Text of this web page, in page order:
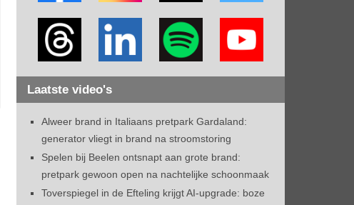
Laatste video's
Alweer brand in Italiaans pretpark Gardaland:
generator vliegt in brand na stroomstoring
Spelen bij Beelen ontsnapt aan grote brand:
pretpark gewoon open na nachtelijke schoonmaak
Toverspiegel in de Efteling krijgt AI-upgrade: boze